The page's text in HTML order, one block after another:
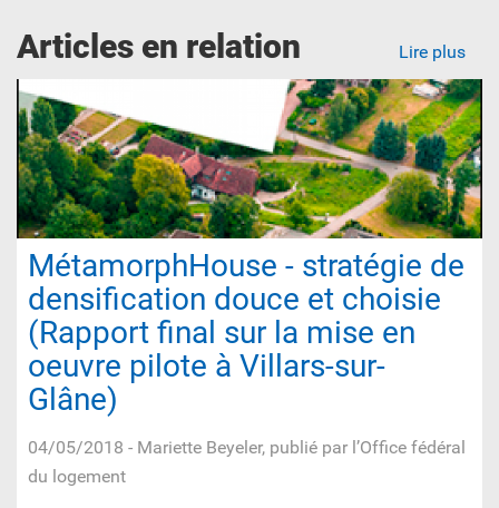
Articles en relation
MétamorphHouse - stratégie de
densification douce et choisie
(Rapport final sur la mise en
oeuvre pilote à Villars-sur-
Glâne)
04/05/2018 - Mariette Beyeler, publié par l’Office fédéral
du logement
Lire plus